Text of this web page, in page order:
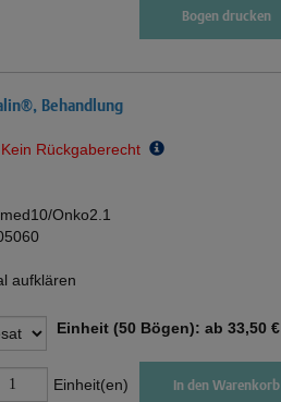
Bogen drucken
Behandlung
Rückgaberecht
Onko2.1
aufklären
Einheit (50 Bögen): ab 33,50 €
Einheit(en) In den Warenkorb